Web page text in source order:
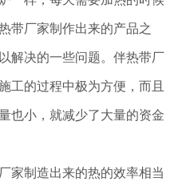
带厂家制作出来的产品之
解决的一些问题。伴热带厂
工的过程中极为方便，而且
也小，就减少了大量的资金
制造出来的热的效率相当